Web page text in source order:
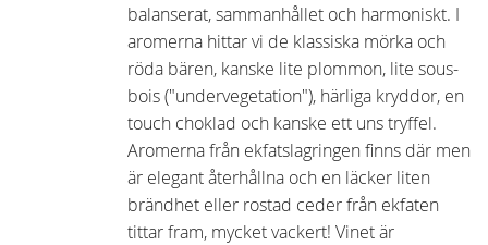
balanserat, sammanhållet och harmoniskt. I
aromerna hittar vi de klassiska mörka och
röda bären, kanske lite plommon, lite sous-
bois ("undervegetation"), härliga kryddor, en
touch choklad och kanske ett uns tryffel.
Aromerna från ekfatslagringen finns där men
är elegant återhållna och en läcker liten
brändhet eller rostad ceder från ekfaten
tittar fram, mycket vackert! Vinet är